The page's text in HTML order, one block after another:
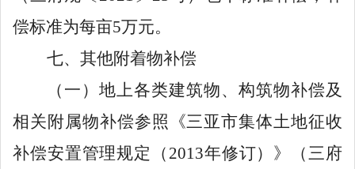
偿标准为每亩5万元。
七、其他附着物补偿
（一） 地上各类建筑物、构筑物补偿及
相关附属物补偿参照《三亚市集体土地征收
补偿安置管理规定（ 2013年修订）》（三府